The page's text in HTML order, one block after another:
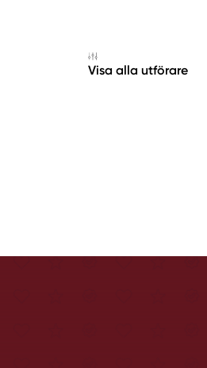
Visa alla utförare